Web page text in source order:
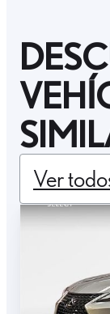
Ver